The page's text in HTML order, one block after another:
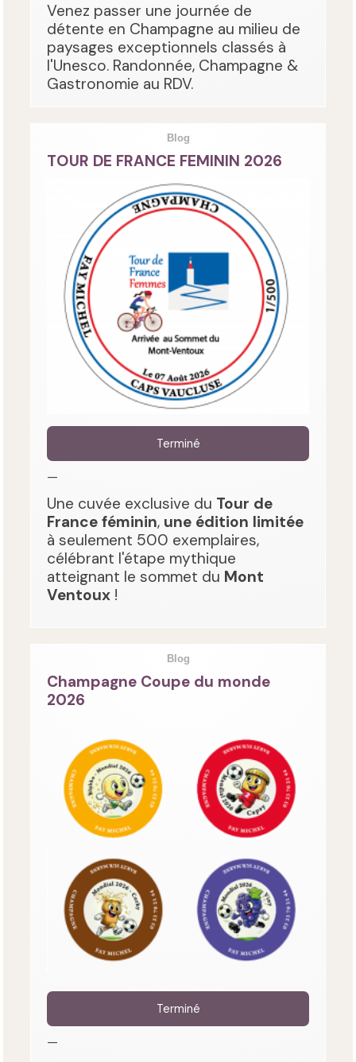
Venez passer une journée de
détente en Champagne au milieu de
paysages exceptionnels classés à
l'Unesco. Randonnée, Champagne &
Gastronomie au RDV.
Blog
TOUR DE FRANCE FEMININ 2026
Terminé
—
Une cuvée exclusive du Tour de
France féminin, une édition limitée
à seulement 500 exemplaires,
célébrant l'étape mythique
atteignant le sommet du Mont
Ventoux !
Blog
Champagne Coupe du monde
2026
Terminé
—